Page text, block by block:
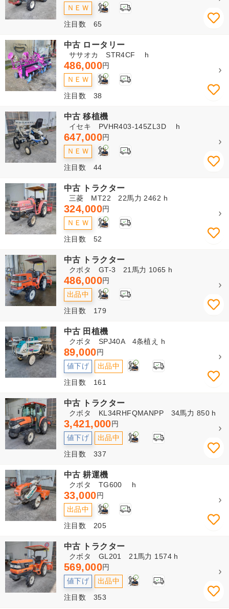
ＮＥＷ 2
注目数 65
中古 ロータリー
ササオカ STR4CF h
486,000円
ＮＥＷ 2
注目数 38
中古 移植機
イセキ PVHR403-145ZL3D h
647,000円
ＮＥＷ 2
注目数 44
中古 トラクター
三菱 MT22 22馬力 2462 h
324,000円
ＮＥＷ 2
注目数 52
中古 トラクター
クボタ GT-3 21馬力 1065 h
486,000円
出品中 2
注目数 179
中古 田植機
クボタ SPJ40A 4条植え h
89,000円
値下げ 出品中 2
注目数 161
中古 トラクター
クボタ KL34RHFQMANPP 34馬力 850 h
3,421,000円
値下げ 出品中 2
注目数 337
中古 耕運機
クボタ TG600 h
33,000円
出品中 2
注目数 205
中古 トラクター
クボタ GL201 21馬力 1574 h
569,000円
値下げ 出品中 2
注目数 353